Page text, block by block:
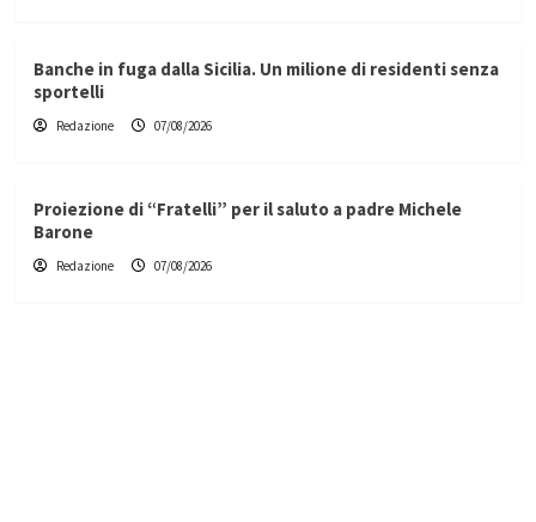
Banche in fuga dalla Sicilia. Un milione di residenti senza
sportelli
Redazione 07/08/2026
Proiezione di “Fratelli” per il saluto a padre Michele
Barone
Redazione 07/08/2026